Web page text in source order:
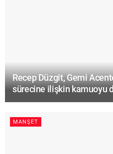
Recep Düzgit, Gemi
sürecine ilişkin kamuoyu
MANŞET